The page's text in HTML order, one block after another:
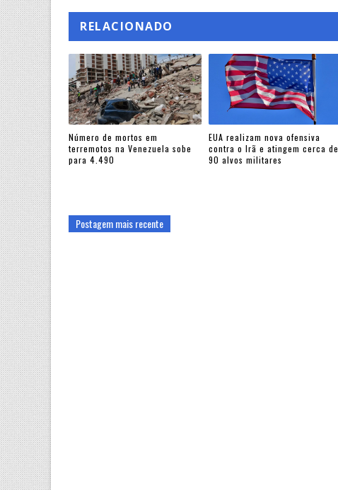
RELACIONADO
Número de mortos em
terremotos na Venezuela sobe
para 4.490
EUA realizam nova ofensiva
contra o Irã e atingem cerca de
90 alvos militares
Postagem mais recente